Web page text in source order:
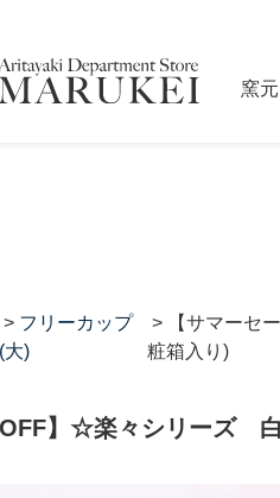
窯
> フリーカップ
(大)
> 【サマーセ
粧箱入り)
OFF】☆楽々シリーズ